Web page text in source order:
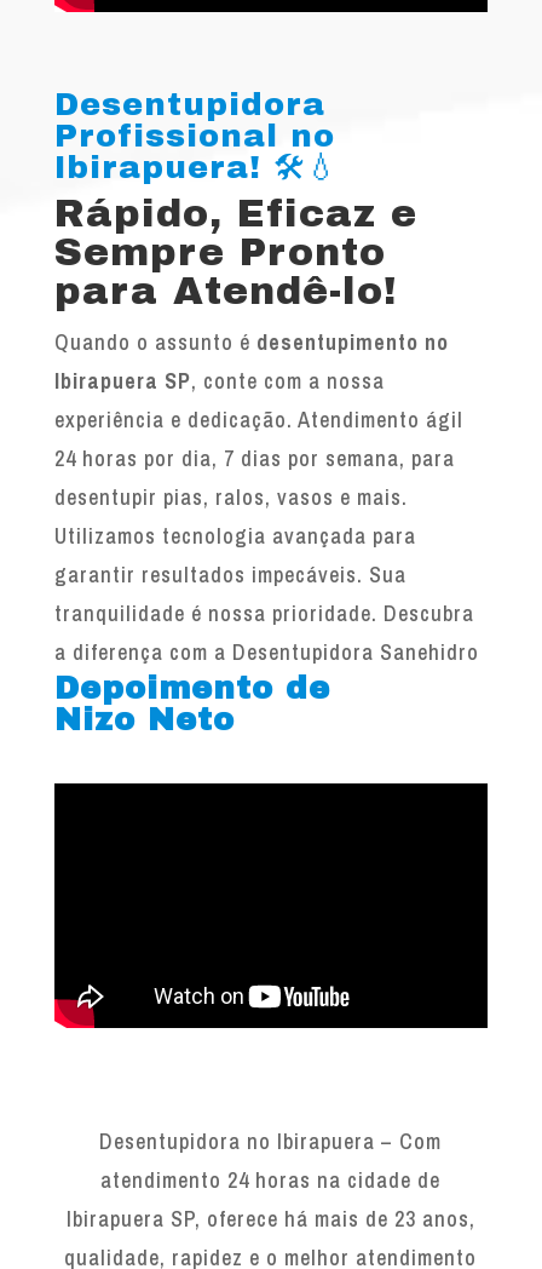
Desentupidora
Profissional no
Ibirapuera! 🛠️💧
Rápido, Eficaz e
Sempre Pronto
para Atendê-lo!
Quando o assunto é desentupimento no
Ibirapuera SP, conte com a nossa
experiência e dedicação. Atendimento ágil
24 horas por dia, 7 dias por semana, para
desentupir pias, ralos, vasos e mais.
Utilizamos tecnologia avançada para
garantir resultados impecáveis. Sua
tranquilidade é nossa prioridade. Descubra
a diferença com a Desentupidora Sanehidro
Depoimento de
Nizo Neto
Desentupidora no Ibirapuera – Com
atendimento 24 horas na cidade de
Ibirapuera SP, oferece há mais de 23 anos,
qualidade, rapidez e o melhor atendimento